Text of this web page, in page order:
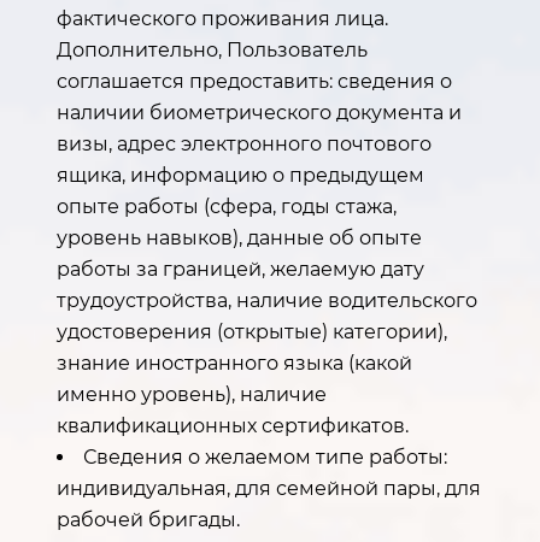
фактического проживания лица.
Дополнительно, Пользователь
соглашается предоставить: сведения о
наличии биометрического документа и
визы, адрес электронного почтового
ящика, информацию о предыдущем
опыте работы (сфера, годы стажа,
уровень навыков), данные об опыте
работы за границей, желаемую дату
трудоустройства, наличие водительского
удостоверения (открытые) категории),
знание иностранного языка (какой
именно уровень), наличие
квалификационных сертификатов.
Сведения о желаемом типе работы:
индивидуальная, для семейной пары, для
рабочей бригады.